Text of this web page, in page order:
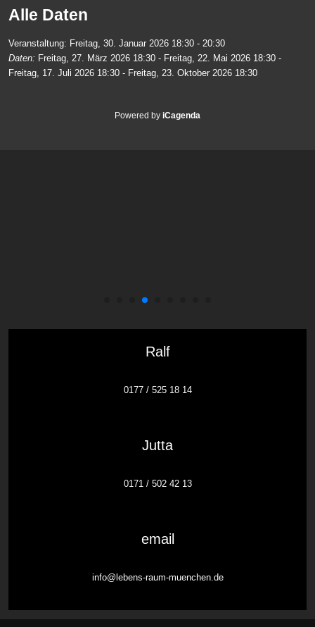
Alle Daten
Veranstaltung: Freitag, 30. Januar 2026 18:30 - 20:30
Daten: Freitag, 27. März 2026 18:30 - Freitag, 22. Mai 2026 18:30 -
Freitag, 17. Juli 2026 18:30 - Freitag, 23. Oktober 2026 18:30
Powered by iCagenda
Ralf
0177 / 525 18 14
Jutta
0171 / 502 42 13
email
info@lebens-raum-muenchen.de